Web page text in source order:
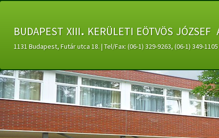
budapest xiii. kerületi eötvös
1131 Budapest, Futár utca 18. | Tel/Fax: (06-1) 329-9263, (06-1) 349-